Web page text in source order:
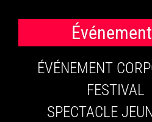
ÉVÉNEMENT
FESTIVAL
SPECTACLE